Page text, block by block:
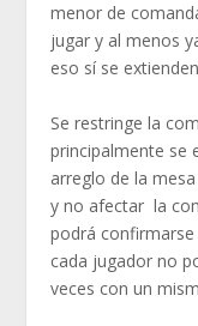
menor de
jugar y al menos
eso sí se
Se restringe la
principalmente se
arreglo de la
y no afectar la
podrá
cada jugador no
veces con un